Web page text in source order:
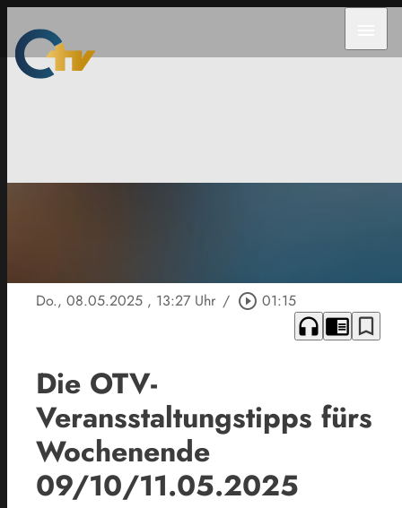
Do., 08.05.2025 , 13:27 Uhr / play_circle_outline 01:15
headphones chrome_reader_mode bookmark_border
Die OTV-
Veransstaltungstipps fürs
Wochenende
09/10/11.05.2025